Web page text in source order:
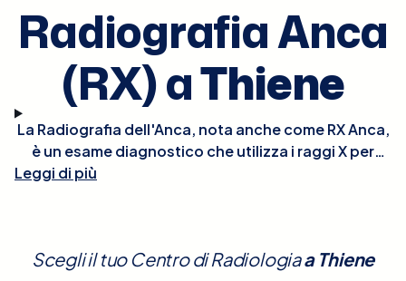
Radiografia Anca
(RX) aThiene
La Radiografia dell'Anca, nota anche come RX Anca,
è un esame diagnostico che utilizza i raggi X per
produrre immagini dettagliate delle strutture ossee
altre condizioni patologiche dell'anca. La
Leggi di più
Scegli il tuo Centro di Radiologiaa Thiene